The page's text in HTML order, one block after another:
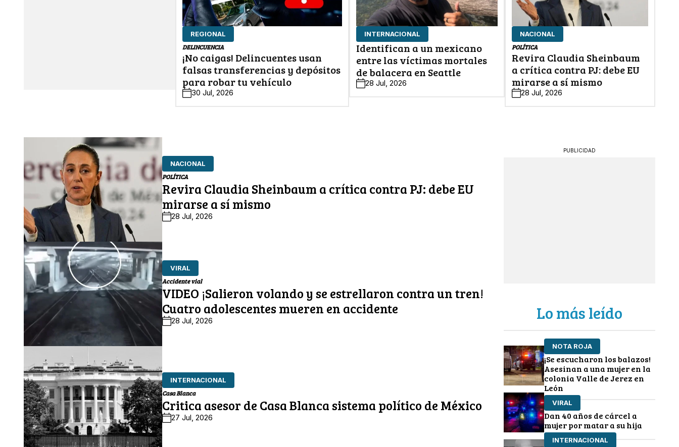
REGIONAL
DELINCUENCIA
¡No caigas! Delincuentes usan
falsas transferencias y depósitos
para robar tu vehículo
30 Jul, 2026
INTERNACIONAL
Identifican a un mexicano
entre las víctimas mortales
de balacera en Seattle
28 Jul, 2026
NACIONAL
POLÍTICA
Revira Claudia Sheinbaum
a crítica contra PJ: debe EU
mirarse a sí mismo
28 Jul, 2026
NACIONAL
POLÍTICA
Revira Claudia Sheinbaum a crítica contra PJ: debe EU
mirarse a sí mismo
28 Jul, 2026
VIRAL
Accidente vial
VIDEO ¡Salieron volando y se estrellaron contra un tren!
Cuatro adolescentes mueren en accidente
28 Jul, 2026
INTERNACIONAL
Casa Blanca
Critica asesor de Casa Blanca sistema político de México
27 Jul, 2026
PUBLICIDAD
Lo más leído
NOTA ROJA
¡Se escucharon los balazos!
Asesinan a una mujer en la
colonia Valle de Jerez en
León
VIRAL
Dan 40 años de cárcel a
mujer por matar a su hija
INTERNACIONAL